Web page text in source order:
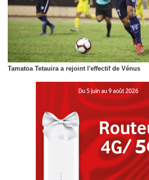
Tamatoa Tetauira a rejoint l'effectif de Vénus